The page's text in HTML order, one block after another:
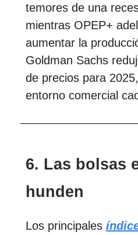
temores de una
mientras OPEP+
aumentar la
Goldman Sachs
de precios para
entorno comercial
6. Las bolsas
hunden
Los principales